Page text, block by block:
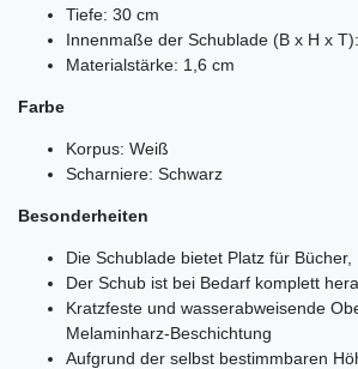
Tiefe: 30 cm
Innenmaße der Schublade (B x H x
Materialstärke: 1,6 cm
Farbe
Korpus: Weiß
Scharniere: Schwarz
Besonderheiten
Die Schublade bietet Platz für Bücher,
Der Schub ist bei Bedarf komplett
Kratzfeste und wasserabweisende
Melaminharz-Beschichtung
Aufgrund der selbst bestimmbaren